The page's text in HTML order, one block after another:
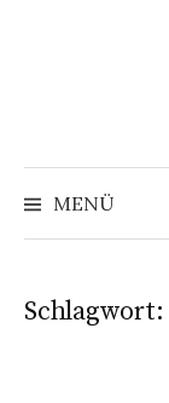
MENÜ
Schlagwort: